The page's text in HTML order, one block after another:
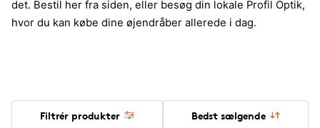
det. Bestil her fra siden, eller besøg din lokale Profil Optik,
hvor du kan købe dine øjendråber allerede i dag.
Filtrér produkter Bedst sælgende